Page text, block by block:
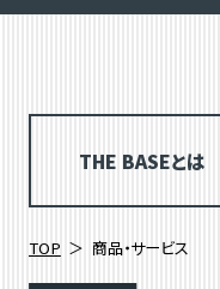
THE BASEとは
TOP 商品・サービス